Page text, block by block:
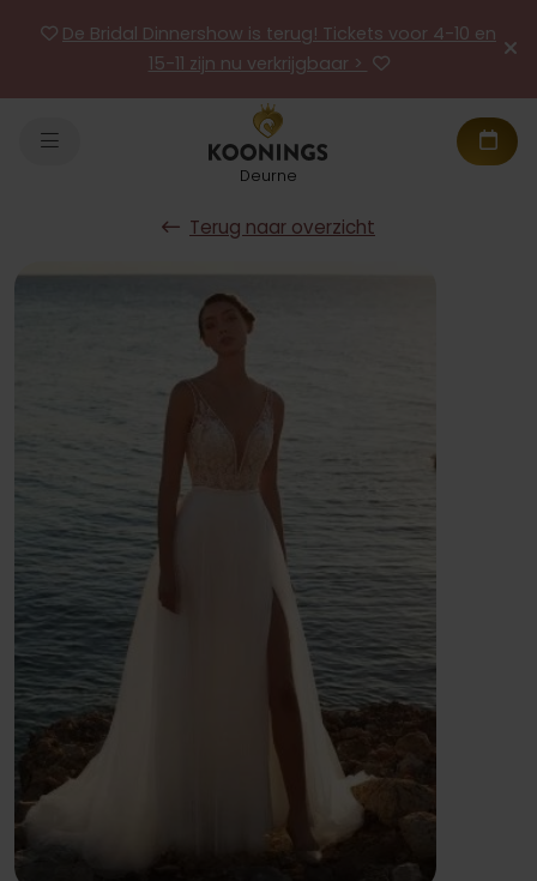
De Bridal Dinnershow is terug! Tickets voor 4-10 en
15-11 zijn nu verkrijgbaar >
Deurne
Terug naar overzicht